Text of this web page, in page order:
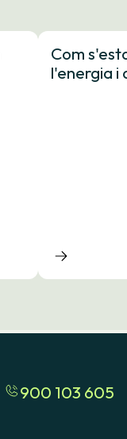
Com
l'energia i
900 103 605